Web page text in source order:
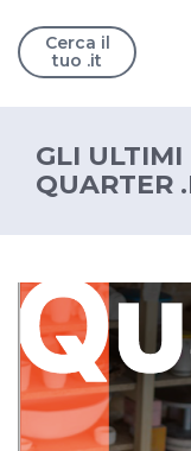
Cerca il
tuo .it
GLI ULTIMI
QUARTER